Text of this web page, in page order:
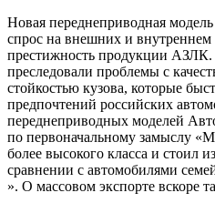
Новая переднеприводная
спрос на внешних и внутреннем
престижность продукции АЗЛК.
преследовали проблемы с
стойкостью кузова, которые
предпочтений российских
переднеприводных моделей
по первоначальному замыслу
более высокого класса и стоил
сравнении с автомобилями
». О массовом экспорте вскоре